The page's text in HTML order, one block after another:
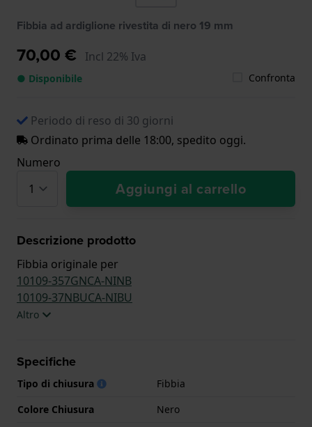
Fibbia ad ardiglione rivestita di nero 19 mm
70,00 € Incl 22% Iva
● Disponibile Confronta
Periodo di reso di 30 giorni
Ordinato prima delle 18:00, spedito oggi.
Numero
Aggiungi al carrello
Descrizione prodotto
Fibbia originale per
10109-357GNCA-NINB
10109-37NBUCA-NIBU
Altro
Specifiche
Tipo di chiusura
Fibbia
Colore Chiusura
Nero